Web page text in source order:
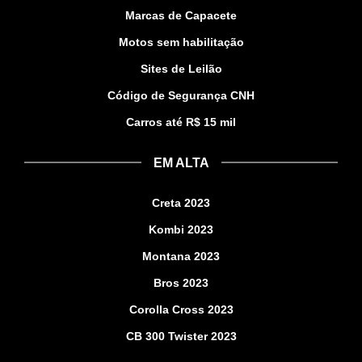
Marcas de Capacete
Motos sem habilitação
Sites de Leilão
Código de Segurança CNH
Carros até R$ 15 mil
EM ALTA
Creta 2023
Kombi 2023
Montana 2023
Bros 2023
Corolla Cross 2023
CB 300 Twister 2023